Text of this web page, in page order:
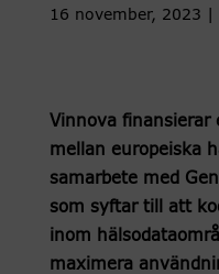
16 november, 2023
Vinnova
mellan europeiska
samarbete med
som syftar till att
inom
maximera